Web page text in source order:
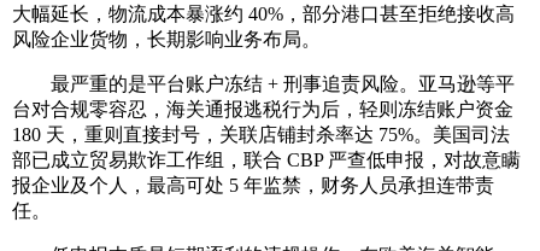
大幅延长，物流成本暴涨约 40%，部分港口甚至拒绝接收高
风险企业货物，长期影响业务布局。
最严重的是平台账户冻结 + 刑事追责风险。亚马逊等平
台对合规零容忍，海关通报逃税行为后，轻则冻结账户资金
180 天，重则直接封号，关联店铺封杀率达 75%。美国司法
部已成立贸易欺诈工作组，联合 CBP 严查低申报，对故意瞒
报企业及个人，最高可处 5 年监禁，财务人员承担连带责
任。